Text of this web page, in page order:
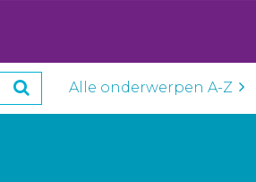
Alle onderwerpen A-Z